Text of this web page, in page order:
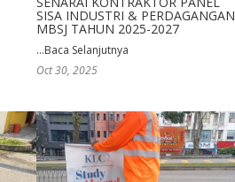
SISA INDUSTRI & PERDAGANGAN
MBSJ TAHUN 2025-2027
...Baca Selanjutnya
Oct 30, 2025